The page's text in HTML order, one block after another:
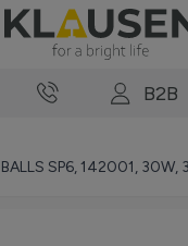
B2B
SP6, 142001,